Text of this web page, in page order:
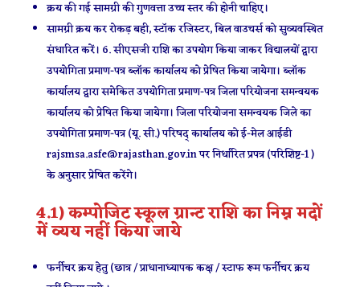
क्रय की गई सामग्री की गुणवत्ता उच्च स्तर की होनी चाहिए।
सामग्री क्रय कर रोकड़ बही, स्टॉक रजिस्टर, बिल वाउचर्स को सुव्यवस्थित
संधारित करें। 6. सीएसजी राशि का उपयोग किया जाकर विद्यालयों द्वारा
उपयोगिता प्रमाण-पत्र ब्लॉक कार्यालय को प्रेषित किया जायेगा। ब्लॉक
कार्यालय द्वारा समेकित उपयोगिता प्रमाण-पत्र जिला परियोजना समन्वयक
कार्यालय को प्रेषित किया जायेगा। जिला परियोजना समन्वयक जिले का
उपयोगिता प्रमाण-पत्र (यू. सी.) परिषद् कार्यालय को ई-मेल आईडी
rajsmsa.asfe@rajasthan.gov.in पर निर्धारित प्रपत्र (परिशिष्ट-1 )
के अनुसार प्रेषित करेंगे।
4.1) कम्पोजिट स्कूल ग्रान्ट राशि का निम्न मदों
में व्यय नहीं किया जाये
फर्नीचर क्रय हेतु (छात्र / प्राधानाध्यापक कक्ष / स्टाफ रूम फर्नीचर क्रय